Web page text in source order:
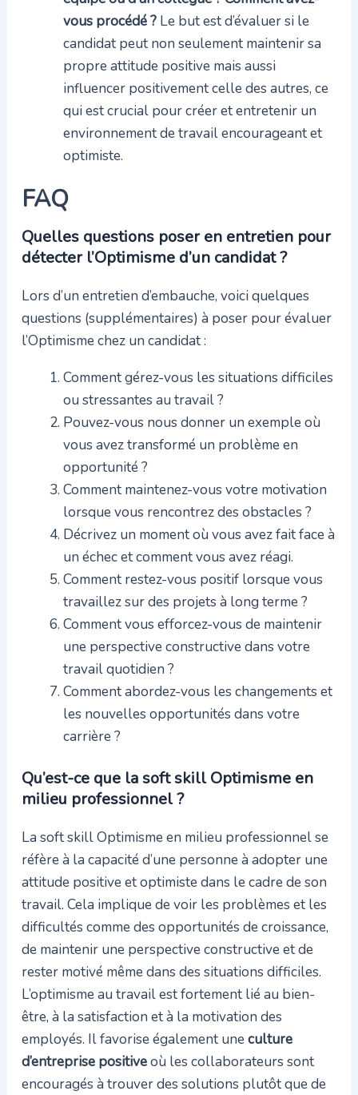
vous procédé ? Le but est d’évaluer si le
candidat peut non seulement maintenir sa
propre attitude positive mais aussi
influencer positivement celle des autres, ce
qui est crucial pour créer et entretenir un
environnement de travail encourageant et
optimiste.
FAQ
Quelles questions poser en entretien pour
détecter l’Optimisme d’un candidat ?
Lors d’un entretien d’embauche, voici quelques
questions (supplémentaires) à poser pour évaluer
l’Optimisme chez un candidat :
Comment gérez-vous les situations difficiles
ou stressantes au travail ?
Pouvez-vous nous donner un exemple où
vous avez transformé un problème en
opportunité ?
Comment maintenez-vous votre motivation
lorsque vous rencontrez des obstacles ?
Décrivez un moment où vous avez fait face à
un échec et comment vous avez réagi.
Comment restez-vous positif lorsque vous
travaillez sur des projets à long terme ?
Comment vous efforcez-vous de maintenir
une perspective constructive dans votre
travail quotidien ?
Comment abordez-vous les changements et
les nouvelles opportunités dans votre
carrière ?
Qu’est-ce que la soft skill Optimisme en
milieu professionnel ?
La soft skill Optimisme en milieu professionnel se
réfère à la capacité d’une personne à adopter une
attitude positive et optimiste dans le cadre de son
travail. Cela implique de voir les problèmes et les
difficultés comme des opportunités de croissance,
de maintenir une perspective constructive et de
rester motivé même dans des situations difficiles.
L’optimisme au travail est fortement lié au bien-
être, à la satisfaction et à la motivation des
employés. Il favorise également uneculture
d’entreprise positiveoù les collaborateurs sont
encouragés à trouver des solutions plutôt que de